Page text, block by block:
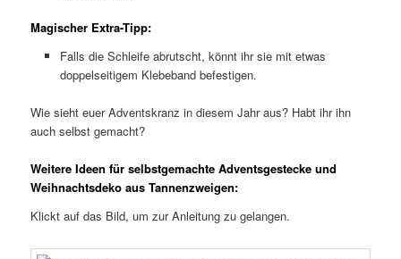
Magischer Extra-Tipp:
Falls die Schleife abrutscht, könnt ihr sie mit etwas
doppelseitigem Klebeband befestigen.
Wie sieht euer Adventskranz in diesem Jahr aus? Habt ihr ihn
auch selbst gemacht?
Weitere Ideen für selbstgemachte Adventsgestecke und
Weihnachtsdeko aus Tannenzweigen:
Klickt auf das Bild, um zur Anleitung zu gelangen.